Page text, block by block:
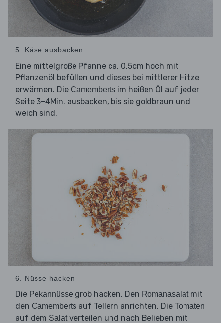
5. Käse ausbacken
Eine mittelgroße Pfanne ca. 0,5cm hoch mit
Pflanzenöl befüllen und dieses bei mittlerer Hitze
erwärmen. Die Camemberts im heißen Öl auf jeder
Seite 3–4Min. ausbacken, bis sie goldbraun und
weich sind.
6. Nüsse hacken
Die Pekannüsse grob hacken. Den Romanasalatmit
den Camemberts auf Tellern anrichten. Die Tomaten
auf dem Salatverteilen und nach Belieben mit